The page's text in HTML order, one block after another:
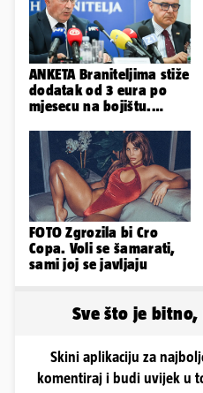
ANKETA Braniteljima stiže
dodatak od 3 eura po
mjesecu na bojištu.
FOTO Zgrozila bi Cro
Copa. Voli se šamarati,
sami joj se javljaju
Sve što je
Skini aplikaciju za
komentiraj i budi uvijek u